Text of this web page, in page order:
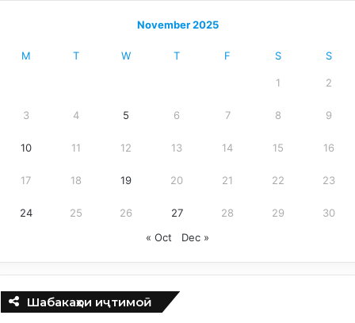
November 2025
M T W T F S S
1 2
3 4 5 6 7 8 9
10 11 12 13 14 15 16
17 18 19 20 21 22 23
24 25 26 27 28 29
30
« Oct
Dec »
Шабакаҳои иҷтимоӣ